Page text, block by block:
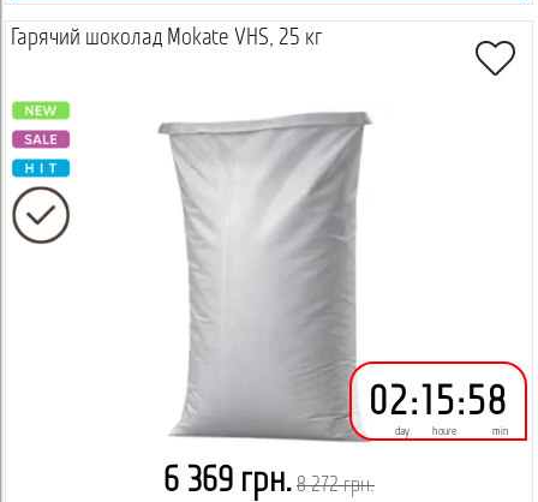
Гарячий шоколад Mokate VHS, 25 кг
02
day
: 15
houre
:58
min
6 369 грн. 8 272 грн.